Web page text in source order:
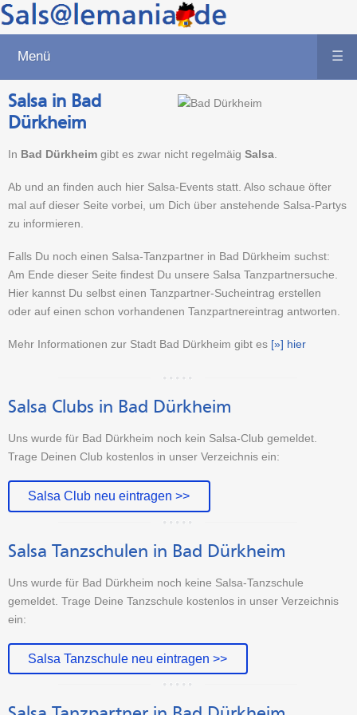
Menü ☰
Salsa in Bad
Dürkheim
In Bad Dürkheim gibt es zwar nicht regelmäig Salsa
Ab und an finden auch hier Salsa-Events statt. Also schaue öfter
mal auf dieser Seite vorbei, um Dich über anstehende Salsa-Partys
zu informieren.
Falls Du noch einen Salsa-Tanzpartner in Bad Dürkheim suchst:
Am Ende dieser Seite findest Du unsere Salsa Tanzpartnersuche.
Hier kannst Du selbst einen Tanzpartner-Sucheintrag erstellen
oder auf einen schon vorhandenen Tanzpartnereintrag antworten.
Mehr Informationen zur Stadt Bad Dürkheim gibt es [»] hier
Salsa Clubs in Bad Dürkheim
Uns wurde für Bad Dürkheim noch kein Salsa-Club gemeldet.
Trage Deinen Club kostenlos in unser Verzeichnis ein:
Salsa Club neu eintragen >>
Salsa Tanzschulen in Bad Dürkheim
Uns wurde für Bad Dürkheim noch keine Salsa-Tanzschule
gemeldet. Trage Deine Tanzschule kostenlos in unser Verzeichnis
ein:
Salsa Tanzschule neu eintragen >>